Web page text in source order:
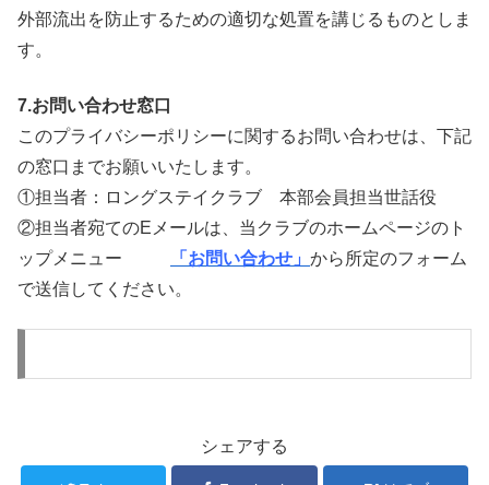
外部流出を防止するための適切な処置を講じるものとしま
す。
7.お問い合わせ窓口
このプライバシーポリシーに関するお問い合わせは、下記
の窓口までお願いいたします。
①担当者：ロングステイクラブ 本部会員担当世話役
②担当者宛てのEメールは、当クラブのホームページのト
ップメニュー
「お問い合わせ」 から所定のフォーム
で送信してください。
シェアする